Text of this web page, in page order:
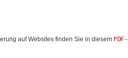
auf Websites finden Sie in diesem PDF-